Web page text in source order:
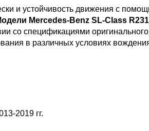
и устойчивость движения с
Mercedes-Benz SL-Class
со спецификациями
в различных условиях
2019 гг.